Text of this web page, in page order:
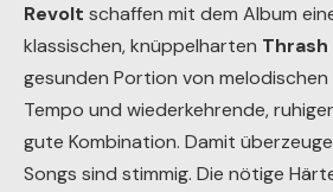
Revolt schaffen mit dem Album
klassischen, knüppelharten
gesunden Portion von melodischen
Tempo und wiederkehrende,
gute Kombination. Damit
Songs sind stimmig. Die nötige